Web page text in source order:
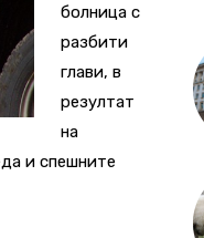
болница с
разбити
глави, в
резултат
на
и спешните